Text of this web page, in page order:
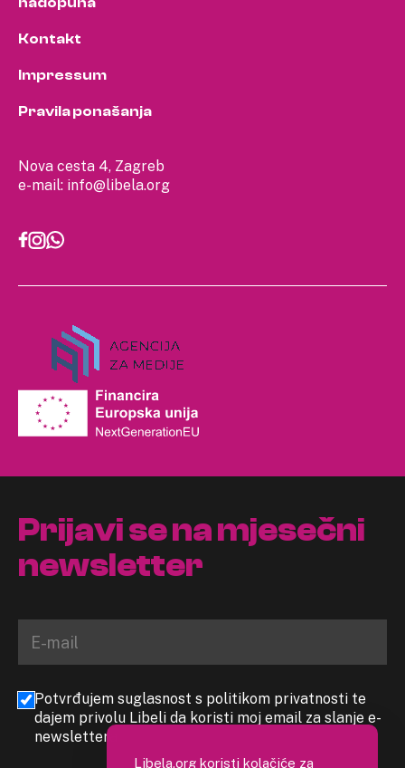
Nova cesta 4, Zagreb
e-mail: info@libela.org
Kontakt
Impressum
Pravila ponašanja
Prijavi se na mjesečni
newsletter
Potvrđujem suglasnost s politikom privatnosti te
dajem privolu Libeli da koristi moj email za slanje e-
newslettera
Libela.org koristi kolačiće za